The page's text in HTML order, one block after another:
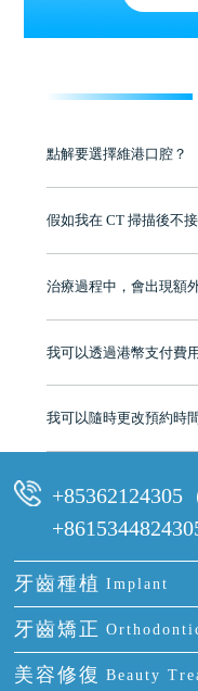
點解要選擇維港口腔？
牌」、「2025香港企業領
至今已服務超過三十個國
有咨詢及服務保障中心，
假如我在 CT 掃描後不
治療過程中，會出現額
我可以透過港幣支付費
可以。維港口腔會按照當
我可以隨時更改預約時
+85362124305
牙齒種植 Implant
種牙
單顆牙缺失
牙齒矯正
隱形箍牙
美容修復 Beauty